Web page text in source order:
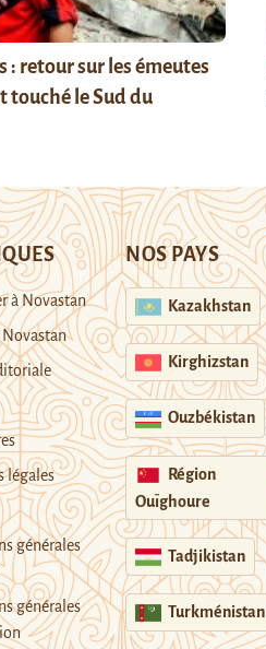
: retour sur les émeutes
le Sud du
à Novastan
légales
générales
générales
NOS PAYS
Kazakhstan
Kirghizstan
Ouzbékistan
Région
Ouïghoure
Tadjikistan
Turkménistan